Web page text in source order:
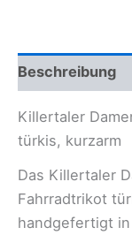
Beschreibung
Killertaler
türkis, kurzarm
Das Killertaler
Fahrradtrikot
handgefertigt